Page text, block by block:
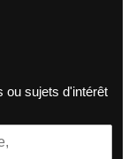
ou sujets d'intérêt